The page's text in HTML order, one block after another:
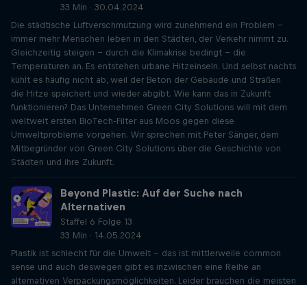
33 Min · 30.04.2024
Die städtische Luftverschmutzung wird zunehmend ein Problem –
immer mehr Menschen leben in den Städten, der Verkehr nimmt zu.
Gleichzeitig steigen – durch die Klimakrise bedingt – die
Temperaturen an. Es entstehen urbane Hitzeinseln. Und selbst nachts
kühlt es häufig nicht ab, weil der Beton der Gebäude und Straßen
die Hitze speichert und wieder abgibt. Wie kann das in Zukunft
funktionieren? Das Unternehmen Green City Solutions will mit dem
weltweit ersten BioTech-Filter aus Moos gegen diese
Umweltprobleme vorgehen. Wir sprechen mit Peter Sänger, dem
Mitbegründer von Green City Solutions über die Geschichte von
Städten und ihre Zukunft.
Beyond Plastic: Auf der Suche nach
Alternativen
Staffel 6 Folge 13
33 Min · 14.05.2024
Plastik ist schlecht für die Umwelt – das ist mittlerweile common
sense und auch deswegen gibt es inzwischen eine Reihe an
alternativen Verpackungsmöglichkeiten. Leider brauchen die meisten